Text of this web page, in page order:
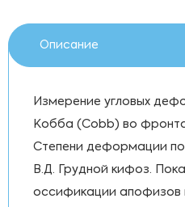
Описание
Измерение угловых
Кобба (Cobb) во
Степени деформации
В.Д. Грудной кифоз.
оссификации апофизов